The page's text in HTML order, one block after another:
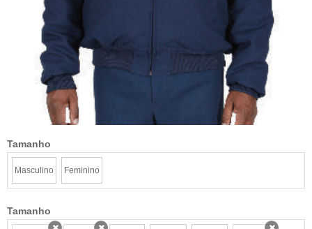
Tamanho
Masculino Feminino
Tamanho